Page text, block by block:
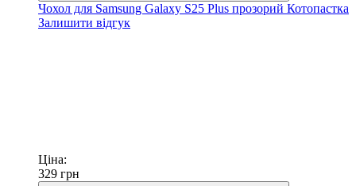
Чохол для Samsung Galaxy S25 Plus прозорий Котопастка
Залишити відгук
Ціна:
329 грн